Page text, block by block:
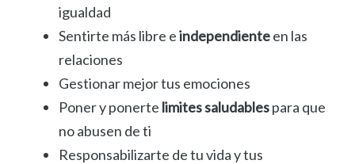
igualdad
Sentirte más libre eindependienteen las
relaciones
Gestionar mejor tus emociones
Poner y ponerte limites saludablespara que
no abusen de ti
Responsabilizarte de tu vida y tus